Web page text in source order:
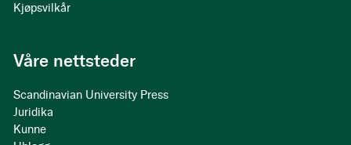
Kjøpsvilkår
Våre nettsteder
Scandinavian University Press
Juridika
Kunne